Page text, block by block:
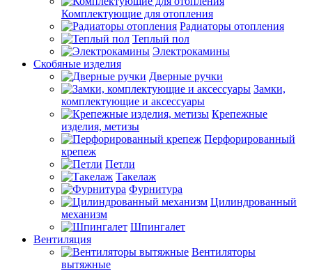
Комплектующие для отопления
Радиаторы отопления
Теплый пол
Электрокамины
Скобяные изделия
Дверные ручки
Замки,
комплектующие и аксессуары
Крепежные
изделия, метизы
Перфорированный
крепеж
Петли
Такелаж
Фурнитура
Цилиндрованный
механизм
Шпингалет
Вентиляция
Вентиляторы
вытяжные